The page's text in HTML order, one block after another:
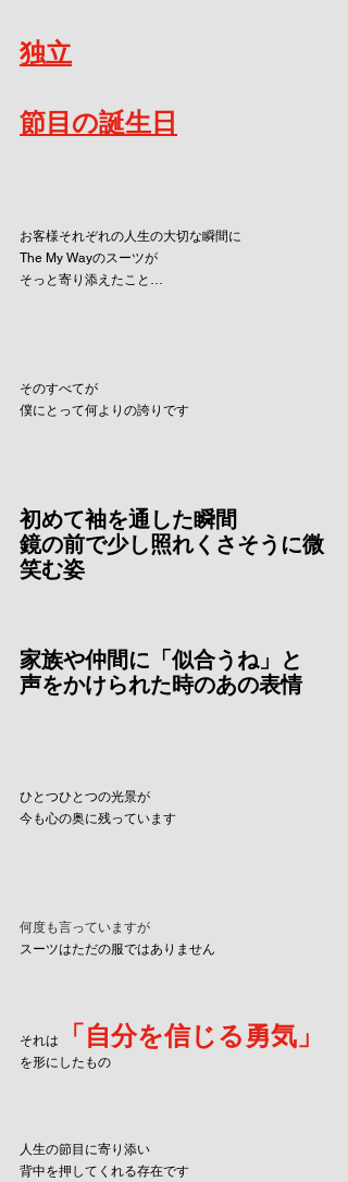
独立
節目の誕生日
お客様それぞれの人生の大切な瞬間に
The My Wayのスーツが
そっと寄り添えたこと…
そのすべてが
僕にとって何よりの誇りです
初めて袖を通した瞬間
鏡の前で少し照れくさそうに微
笑む姿
家族や仲間に「似合うね」と
声をかけられた時のあの表情
ひとつひとつの光景が
今も心の奥に残っています
何度も言っていますが
スーツはただの服ではありません
それは 「自分を信じる勇気」
を形にしたもの
人生の節目に寄り添い
背中を押してくれる存在です